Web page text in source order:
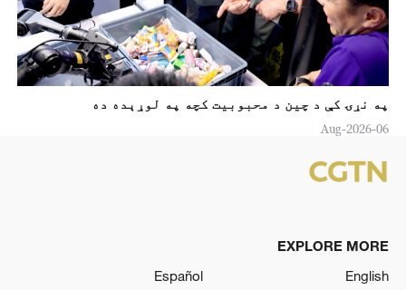
په نړۍ کې د چين د محبوبیت کچه په لوړېده ده
06-Aug-2026
EXPLORE MORE
English
Español